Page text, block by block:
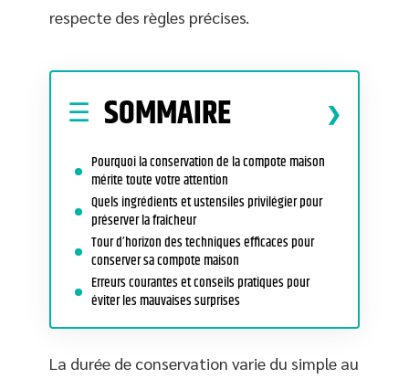
respecte des règles précises.
SOMMAIRE
Pourquoi la conservation de la compote maison
mérite toute votre attention
Quels ingrédients et ustensiles privilégier pour
préserver la fraîcheur
Tour d’horizon des techniques efficaces pour
conserver sa compote maison
Erreurs courantes et conseils pratiques pour
éviter les mauvaises surprises
La durée de conservation varie du simple au